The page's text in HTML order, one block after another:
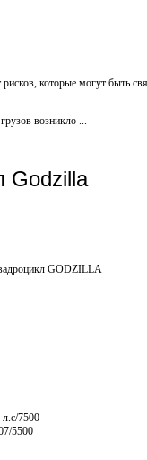
которые могут быть
возникло ...
Godzilla
GODZILLA
7500
5500